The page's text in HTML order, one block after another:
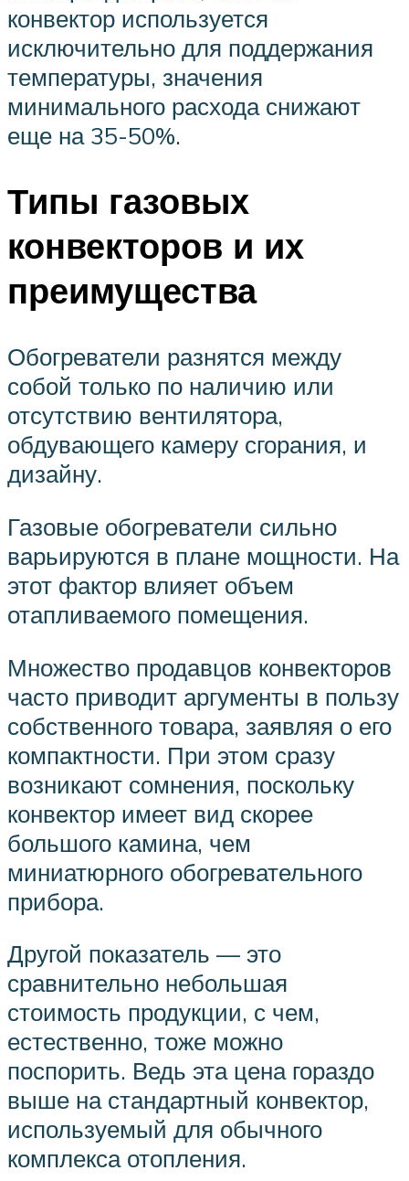
конвектор используется
исключительно для поддержания
температуры, значения
минимального расхода снижают
еще на 35-50%.
Типы газовых
конвекторов и их
преимущества
Обогреватели разнятся между
собой только по наличию или
отсутствию вентилятора,
обдувающего камеру сгорания, и
дизайну.
Газовые обогреватели сильно
варьируются в плане мощности. На
этот фактор влияет объем
отапливаемого помещения.
Множество продавцов конвекторов
часто приводит аргументы в пользу
собственного товара, заявляя о его
компактности. При этом сразу
возникают сомнения, поскольку
конвектор имеет вид скорее
большого камина, чем
миниатюрного обогревательного
прибора.
Другой показатель — это
сравнительно небольшая
стоимость продукции, с чем,
естественно, тоже можно
поспорить. Ведь эта цена гораздо
выше на стандартный конвектор,
используемый для обычного
комплекса отопления.